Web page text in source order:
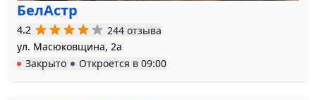
БелАстр
4.2
244 отзыва
ул. Масюковщина, 2а
Закрыто
Откроется в 09:00